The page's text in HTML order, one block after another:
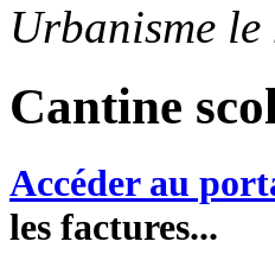
Urbanisme
Cantine
Accéder au
les factures...